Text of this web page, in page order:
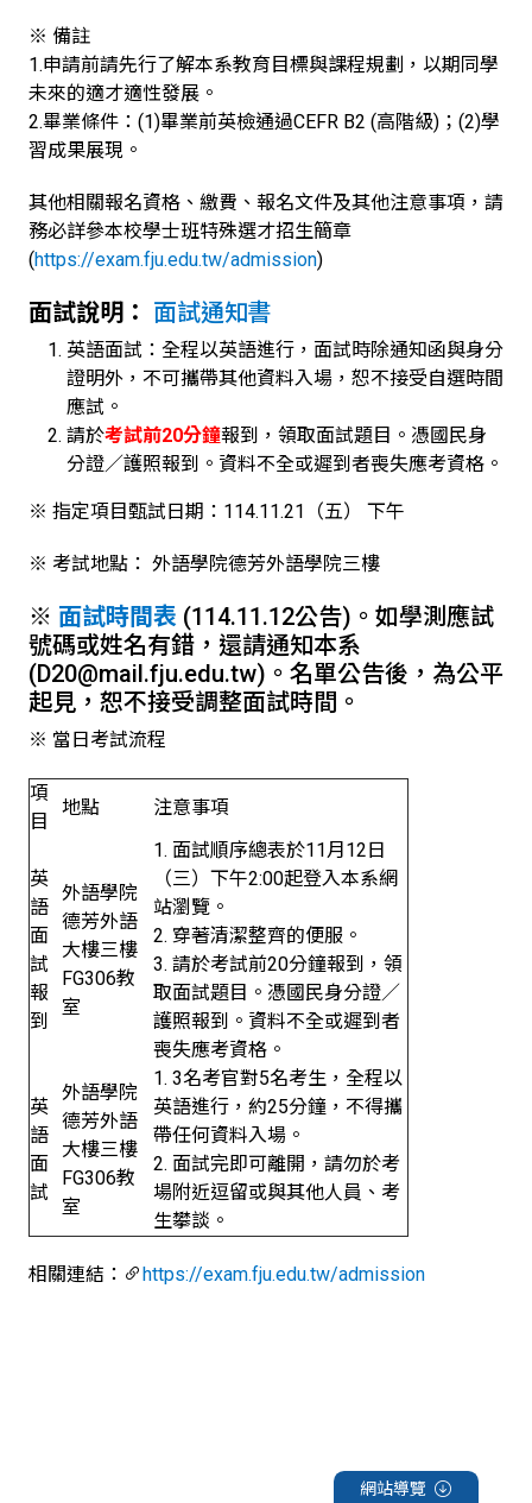
※ 備註
1.申請前請先行了解本系教育目標與課程規劃，以期同學
未來的適才適性發展。
2.畢業條件：(1)畢業前英檢通過CEFR B2 (高階級)；(2)學
習成果展現。
其他相關報名資格、繳費、報名文件及其他注意事項，請
務必詳參本校學士班特殊選才招生簡章
(https://exam.fju.edu.tw/admission)
面試說明： 面試通知書
英語面試：全程以英語進行，面試時除通知函與身分
證明外，不可攜帶其他資料入場，恕不接受自選時間
應試。
請於考試前20分鐘報到，領取面試題目。憑國民身
分證／護照報到。資料不全或遲到者喪失應考資格。
※ 指定項目甄試日期：114.11.21（五） 下午
※ 考試地點： 外語學院德芳外語學院三樓
※ 面試時間表 (114.11.12公告)。如學測應試
號碼或姓名有錯，還請通知本系
(D20@mail.fju.edu.tw)。名單公告後，為公平
起見，恕不接受調整面試時間。
※ 當日考試流程
項
目
地點 注意事項
英
語
面
試
報
到
外語學院
德芳外語
大樓三樓
FG306教
室
1. 面試順序總表於11月12日
（三）下午2:00起登入本系網
站瀏覽。
2. 穿著清潔整齊的便服。
3. 請於考試前20分鐘報到，領
取面試題目。憑國民身分證／
護照報到。資料不全或遲到者
喪失應考資格。
英
語
面
試
外語學院
德芳外語
大樓三樓
FG306教
室
1. 3名考官對5名考生，全程以
英語進行，約25分鐘，不得攜
帶任何資料入場。
2. 面試完即可離開，請勿於考
場附近逗留或與其他人員、考
生攀談。
相關連結： https://exam.fju.edu.tw/admission
網站導覽